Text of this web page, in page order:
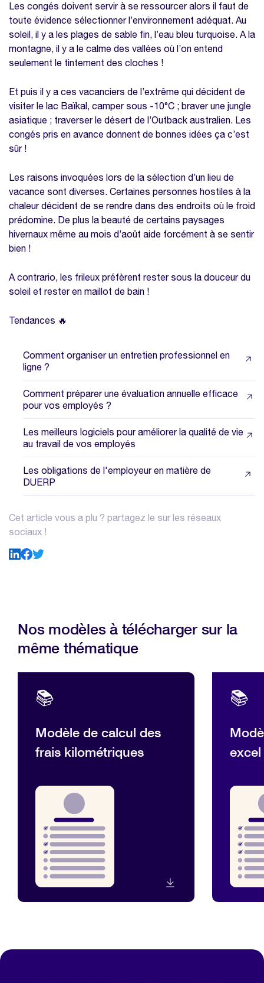
Les congés doivent servir à se ressourcer alors il faut de
toute évidence sélectionner l’environnement adéquat. Au
soleil, il y a les plages de sable fin, l’eau bleu turquoise. A la
montagne, il y a le calme des vallées où l’on entend
seulement le tintement des cloches !
Et puis il y a ces vacanciers de l’extrême qui décident de
visiter le lac Baïkal, camper sous -10°C ; braver une jungle
asiatique ; traverser le désert de l’Outback australien. Les
congés pris en avance donnent de bonnes idées ça c’est
sûr !
Les raisons invoquées lors de la sélection d’un lieu de
vacance sont diverses. Certaines personnes hostiles à la
chaleur décident de se rendre dans des endroits où le froid
prédomine. De plus la beauté de certains paysages
hivernaux même au mois d’août aide forcément à se sentir
bien !
A contrario, les frileux préfèrent rester sous la douceur du
soleil et rester en maillot de bain !
Tendances 🔥
Comment organiser un entretien professionnel en
ligne ?
Comment préparer une évaluation annuelle efficace
pour vos employés ?
Les meilleurs logiciels pour améliorer la qualité de vie
au travail de vos employés
Les obligations de l'employeur en matière de
DUERP
Cet article vous a plu ? partagez le sur les réseaux
sociaux !
Nos modèles à télécharger sur la
même thématique
📚
Modèle de calcul des
frais kilométriques
📚
excel